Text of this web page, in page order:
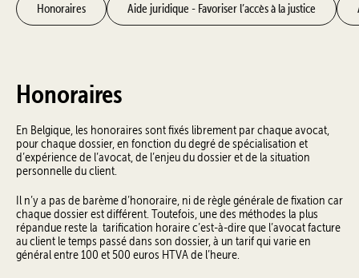
Honoraires Aide juridique - Favoriser l’accès à la justice
Honoraires
En Belgique, les honoraires sont fixés librement par chaque avocat,
pour chaque dossier, en fonction du degré de spécialisation et
d’expérience de l’avocat, de l’enjeu du dossier et de la situation
personnelle du client.
Il n’y a pas de barème d’honoraire, ni de règle générale de fixation car
chaque dossier est différent. Toutefois, une des méthodes la plus
répandue reste la tarification horaire c’est-à-dire que l’avocat facture
au client le temps passé dans son dossier, à un tarif qui varie en
général entre 100 et 500 euros HTVA de l’heure.